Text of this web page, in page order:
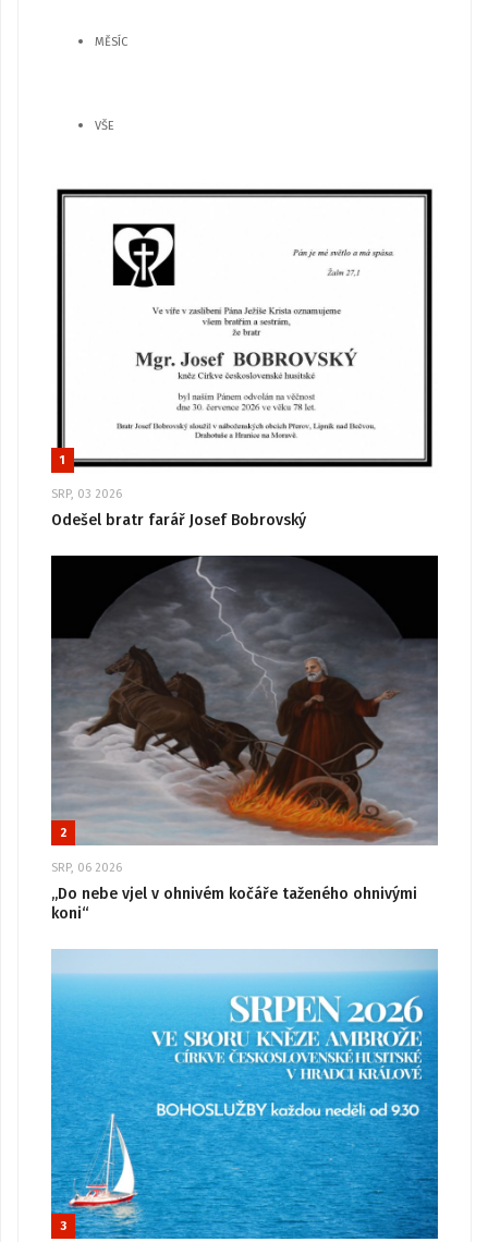
MĚSÍC
VŠE
1
SRP, 03 2026
Odešel bratr farář Josef Bobrovský
2
SRP, 06 2026
„Do nebe vjel v ohnivém kočáře taženého ohnivými
koni“
3